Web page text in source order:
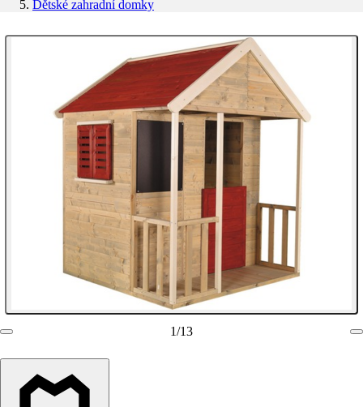
Dětské zahradní domky
1/13